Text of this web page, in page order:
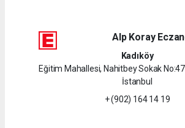
Alp Koray
Kadıköy
Eğitim Mahallesi, Nahitbey Sokak
İstanbul
+ (902) 164 14 19